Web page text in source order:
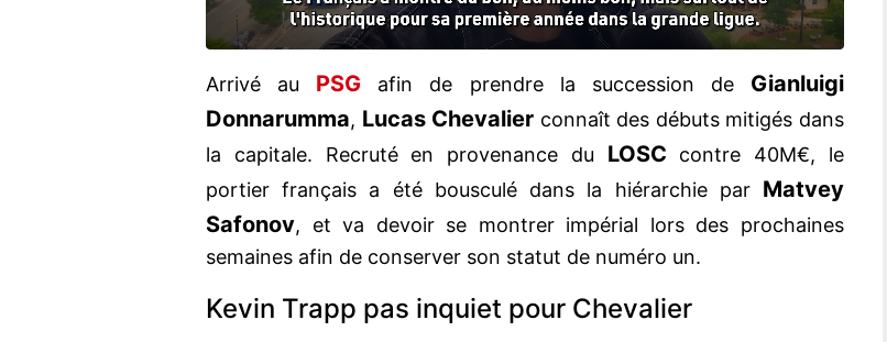
Arrivé au PSG afin de prendre la succession de Gianluigi
Donnarumma, Lucas Chevalier connaît des débuts mitigés dans
la capitale. Recruté en provenance du LOSC contre 40M€, le
portier français a été bousculé dans la hiérarchie par Matvey
Safonov, et va devoir se montrer impérial lors des prochaines
semaines afin de conserver son statut de numéro un.
Kevin Trapp pas inquiet pour Chevalier